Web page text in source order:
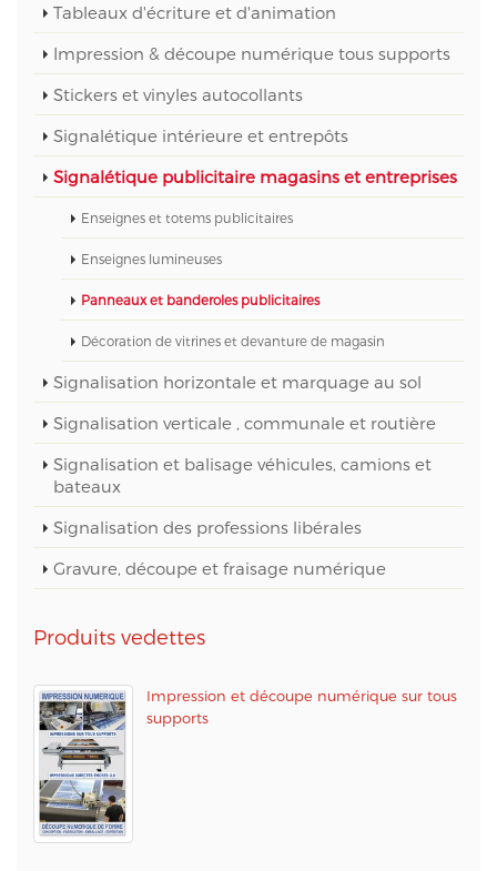
Tableaux d'écriture et d'animation
Impression & découpe numérique tous supports
Stickers et vinyles autocollants
Signalétique intérieure et entrepôts
Signalétique publicitaire magasins et entreprises
Enseignes et totems publicitaires
Enseignes lumineuses
Panneaux et banderoles publicitaires
Décoration de vitrines et devanture de magasin
Signalisation horizontale et marquage au sol
Signalisation verticale , communale et routière
Signalisation et balisage véhicules, camions et
bateaux
Signalisation des professions libérales
Gravure, découpe et fraisage numérique
Produits vedettes
Impression et découpe numérique sur tous
supports